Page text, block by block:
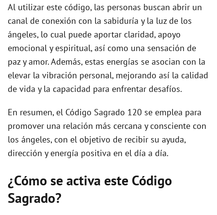
Al utilizar este código, las personas buscan abrir un
canal de conexión con la sabiduría y la luz de los
ángeles, lo cual puede aportar claridad, apoyo
emocional y espiritual, así como una sensación de
paz y amor. Además, estas energías se asocian con la
elevar la vibración personal, mejorando así la calidad
de vida y la capacidad para enfrentar desafíos.
En resumen, el Código Sagrado 120 se emplea para
promover una relación más cercana y consciente con
los ángeles, con el objetivo de recibir su ayuda,
dirección y energía positiva en el día a día.
¿Cómo se activa este Código
Sagrado?